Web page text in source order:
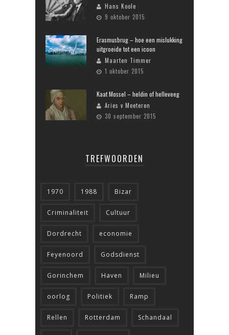
Hans Koole
9 oktober 2015
Erasmusbrug – hoe een mislukking
uitgroeide tot een icoon
Maarten Timmer
1 oktober 2015
Kaat Mossel – heldin of helleveeg
Aries v Meeteren
30 september 2015
TREFWOORDEN
1970 1988 Bizar
Criminaliteit Cultuur
Dordrecht economie
Feyenoord Godsdienst
Gorinchem Haven Milieu
oorlog Politiek Ramp
Rellen Rotterdam Schandaal